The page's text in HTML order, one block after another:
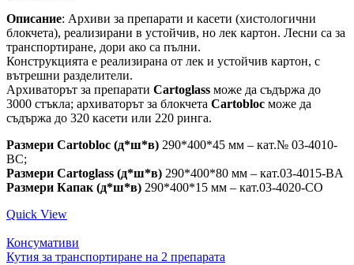
Описание: Архиви за препарати и касети (хистологични
блокчета), реализирани в устойчив, но лек картон. Лесни са за
транспортиране, дори ако са пълни.
Конструкцията е реализирана от лек и устойчив картон, с
вътрешни разделители.
Архиваторът за препарати Cartoglass може да съдържа до
3000 стъкла; архиваторът за блокчета Cartobloc може да
съдържа до 320 касети или 220 ринга.
Размери Cartobloc (д*ш*в) 290*400*45 мм – кат.№ 03-4010-
BC;
Размери Cartoglass (д*ш*в) 290*400*80 мм – кат.03-4015-BA
Размери Капак (д*ш*в) 290*400*15 мм – кат.03-4020-CO
Quick View
Консумативи
Кутия за транспортиране на 2 препарата